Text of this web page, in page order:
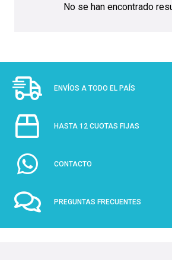
No se han encontrado
ENVÍOS A TODO EL PAÍS
HASTA 12 CUOTAS FIJAS
CONTACTO
PREGUNTAS FRECUENTES